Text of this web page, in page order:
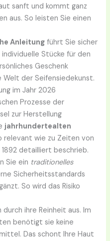
sanft und kommt ganz
aus. So leisten Sie einen
Anleitung führt Sie sicher
Stücke für den
Geschenk
Welt der Seifensiedekunst.
im Jahr 2026
Prozesse der
zur Herstellung
jahrhundertealten
relevant wie zu Zeiten von
detailliert beschrieb.
Sie ein traditionelles
Sicherheitsstandards
So wird das Risiko
ihre Reinheit aus. Im
benötigt sie keine
Das schont Ihre Haut